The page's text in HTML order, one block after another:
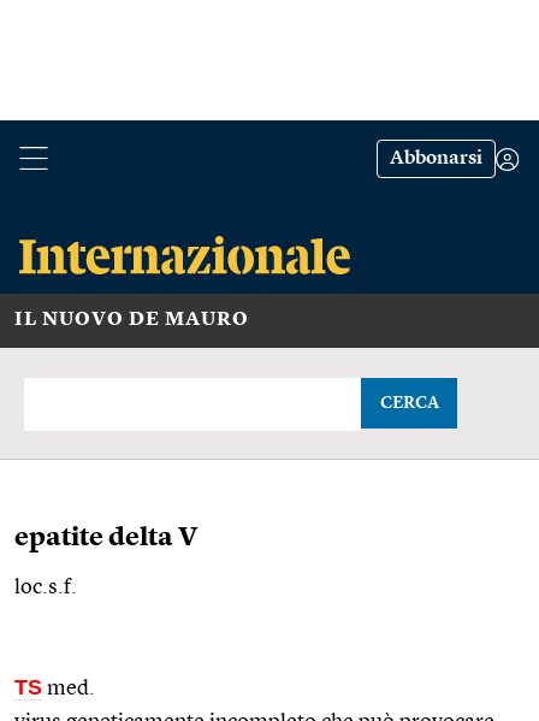
Abbonarsi
IL NUOVO DE MAURO
CERCA
epatite delta V
loc.s.f.
TS med.